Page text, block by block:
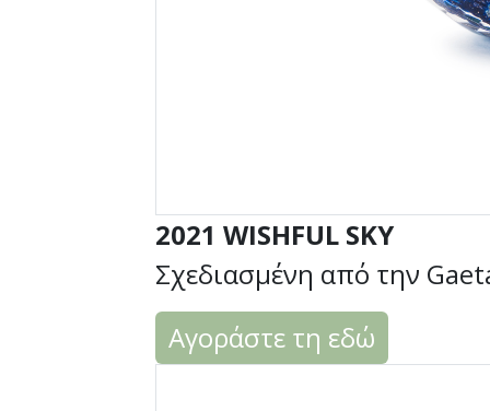
2021 WISHFUL SKY
Σχεδιασμένη από την
Αγοράστε τη εδώ